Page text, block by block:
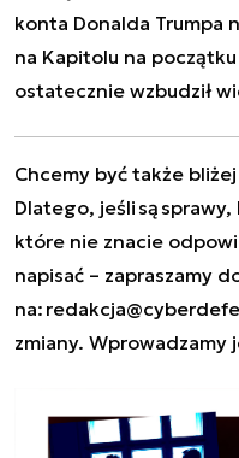
konta Donalda Trumpa
na Kapitolu na
ostatecznie wzbudził
Chcemy być także
Dlatego, jeśli są
które nie znacie
napisać – zapraszamy
na:
zmiany. Wprowadzamy